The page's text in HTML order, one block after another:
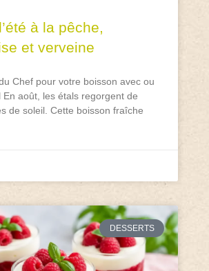
à la pêche,
et verveine
Chef pour votre boisson avec ou
En août, les étals regorgent de
de soleil. Cette boisson fraîche
DESSERTS